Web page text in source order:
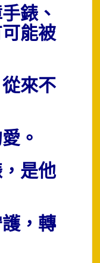
錶、
能被
來不
。
是他
，轉